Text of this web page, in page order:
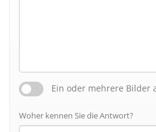
Ein oder mehrere Bilder
Woher kennen Sie die Antwort?